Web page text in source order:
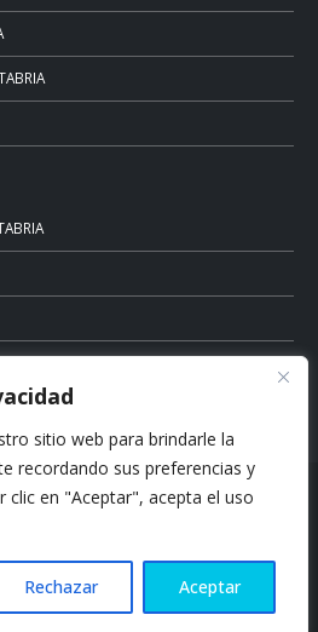
sitio web para brindarle la
recordando sus preferencias y
clic en "Aceptar", acepta el uso
Rechazar Aceptar
All Rights Reserved.